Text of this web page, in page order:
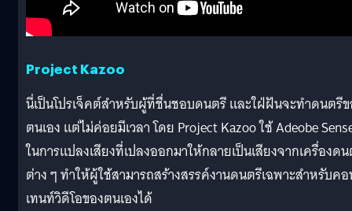
Project Kazoo
นี่เป็นโปรเจ็คต์สำหรับผู้ที่ชื่นชอบดนตรี และใฝ่ฝันจะทำดนตรี
ตนเอง แต่ไม่ค่อยมีเวลา โดย Project Kazoo ใช้ Adeobe
ในการแปลงเสียงที่เปลงออกมาให้กลายเป็นเสียงจากเครื่องด
ต่าง ๆ ทำให้ผู้ใช้สามารถสร้างสรรค์งานดนตรีเฉพาะสำหรับค
เทนท์วิดีโอของตนเองได้